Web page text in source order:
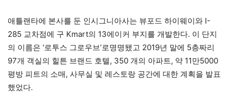
애틀랜타에 본사를 둔 인시그니아사는 뷰포드 하이웨이와 I-
285 교차점에 구 Kmart의 13에이커 부지를 개발한다. 이 단지
의 이름은 ‘로투스 그로우브’로명명됐고 2019년 말에 5층짜리
97개 객실의 힐튼 브랜드 호텔, 350 개의 아파트, 약 11만5000
평방 피트의 소매, 사무실 및 레스토랑 공간에 대한 계획을 발표
했었다.